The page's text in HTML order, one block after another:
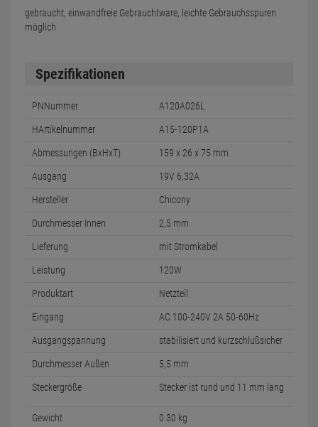
gebraucht, einwandfreie Gebrauchtware, leichte Gebrauchsspuren
möglich
Spezifikationen
PNNummer A120A026L
HArtikelnummer A15-120P1A
Abmessungen (BxHxT) 159 x 26 x 75 mm
Ausgang 19V 6,32A
Hersteller Chicony
Durchmesser Innen 2,5 mm
Lieferung mit Stromkabel
Leistung 120W
Produktart Netzteil
Eingang AC 100-240V 2A 50-60Hz
Ausgangspannung stabilisiert und kurzschlußsicher
Durchmesser Außen 5,5 mm
Steckergröße Stecker ist rund und 11 mm lang
Gewicht 0.30 kg